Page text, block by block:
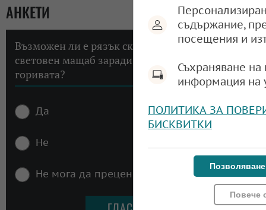
АНКЕТИ
Възможен ли е рязък скок на инфлацията в
световен мащаб заради високите цени на
горивата?
Да
Не
Не мога да преценя
съдържание,
посещения и
Съхраняване
информация на
ПОЛИТИКА ЗА
БИСКВИТКИ
Повече